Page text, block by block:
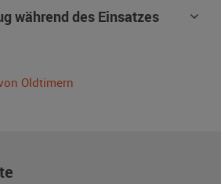
während des Einsatzes
Oldtimern